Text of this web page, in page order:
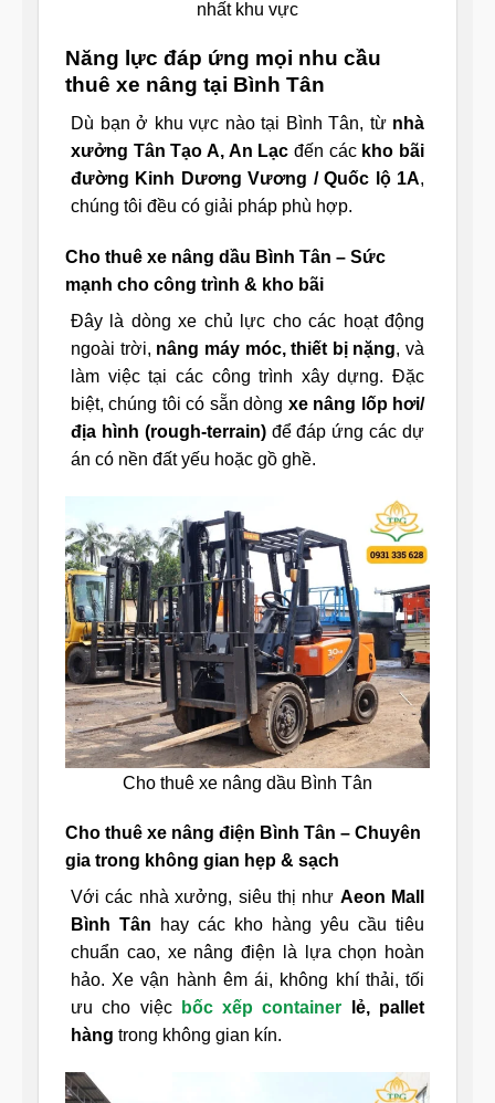
nhất khu vực
Năng lực đáp ứng mọi nhu cầu
thuê xe nâng tại Bình Tân
Dù bạn ở khu vực nào tại Bình Tân, từ nhà
xưởng Tân Tạo A, An Lạc đến các kho bãi
đường Kinh Dương Vương / Quốc lộ 1A,
chúng tôi đều có giải pháp phù hợp.
Cho thuê xe nâng dầu Bình Tân – Sức
mạnh cho công trình & kho bãi
Đây là dòng xe chủ lực cho các hoạt động
ngoài trời, nâng máy móc, thiết bị nặng, và
làm việc tại các công trình xây dựng. Đặc
biệt, chúng tôi có sẵn dòng xe nâng lốp hơi/
địa hình (rough-terrain)để đáp ứng các dự
án có nền đất yếu hoặc gồ ghề.
Cho thuê xe nâng dầu Bình Tân
Cho thuê xe nâng điện Bình Tân – Chuyên
gia trong không gian hẹp & sạch
Với các nhà xưởng, siêu thị như Aeon Mall
Bình Tân hay các kho hàng yêu cầu tiêu
chuẩn cao, xe nâng điện là lựa chọn hoàn
hảo. Xe vận hành êm ái, không khí thải, tối
ưu cho việc
bốc xếp container lẻ, pallet
hàng trong không gian kín.